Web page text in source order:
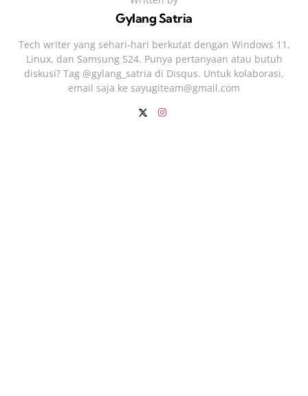
Gylang Satria
Tech writer yang sehari‑hari berkutat dengan Windows 11,
Linux, dan Samsung S24. Punya pertanyaan atau butuh
diskusi? Tag @gylang_satria di Disqus. Untuk kolaborasi,
email saja ke sayugiteam@gmail.com